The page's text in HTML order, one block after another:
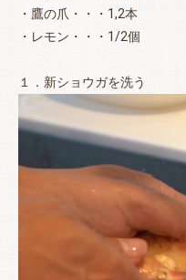
・鷹の爪・・・1,2本
・レモン・・・1/2個
１．新ショウガを洗う